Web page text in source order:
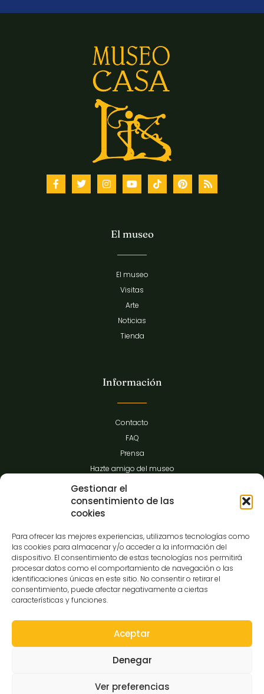
Gestionar el
consentimiento de las
cookies
Para ofrecer las mejores experiencias, utilizamos tecnologías como
las cookies para almacenar y/o acceder a la información del
dispositivo. El consentimiento de estas tecnologías nos permitirá
procesar datos como el comportamiento de navegación o las
identificaciones únicas en este sitio. No consentir o retirar el
consentimiento, puede afectar negativamente a ciertas
características y funciones.
Aceptar
Denegar
Ver preferencias
El museo
El museo
Visitas
Arte
Noticias
Tienda
Información
Contacto
FAQ
Prensa
Hazte amigo del museo
Transparencia
C/Gibraltar,14
37008-Salamanca